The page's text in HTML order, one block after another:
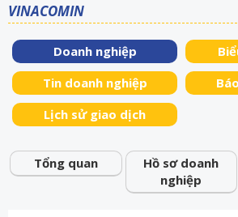
VINACOMIN
Doanh nghiệp
Tin doanh nghiệp
Lịch sử giao dịch
Tổng quan
Hồ sơ doanh
nghiệp